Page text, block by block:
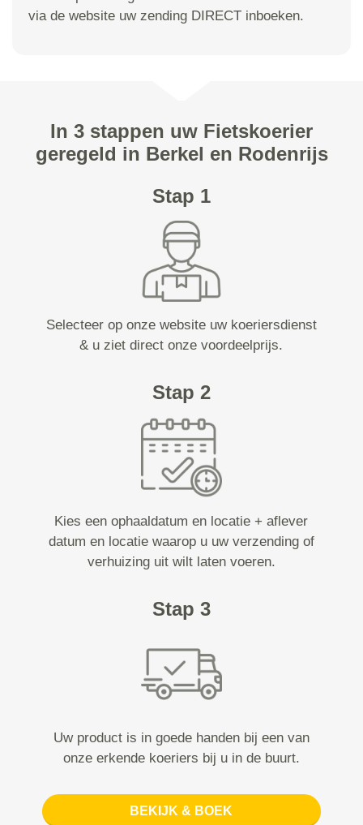
via de website uw zending DIRECT inboeken.
In 3 stappen uw Fietskoerier
geregeld in Berkel en Rodenrijs
Stap 1
Selecteer op onze website uw koeriersdienst
& u ziet direct onze voordeelprijs.
Stap 2
Kies een ophaaldatum en locatie + aflever
datum en locatie waarop u uw verzending of
verhuizing uit wilt laten voeren.
Stap 3
Uw product is in goede handen bij een van
onze erkende koeriers bij u in de buurt.
BEKIJK & BOEK